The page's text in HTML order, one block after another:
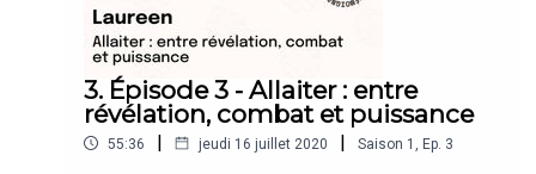
3. Épisode 3 - Allaiter : entre
révélation, combat et puissance
55:36 | jeudi 16 juillet 2020 | Saison 1 Ep. 3